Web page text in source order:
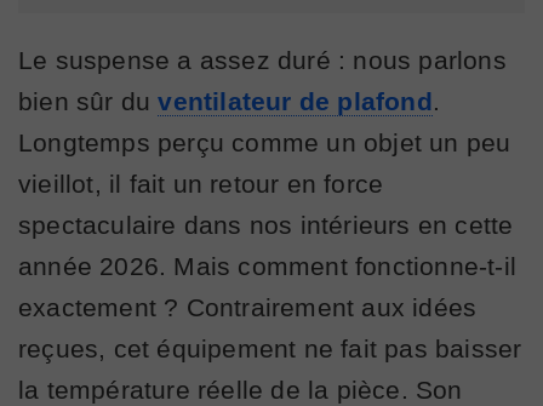
Le suspense a assez duré : nous parlons
bien sûr duventilateur de plafond.
Longtemps perçu comme un objet un peu
vieillot, il fait un retour en force
spectaculaire dans nos intérieurs en cette
année 2026. Mais comment fonctionne-t-il
exactement ? Contrairement aux idées
reçues, cet équipement ne fait pas baisser
la température réelle de la pièce. Son